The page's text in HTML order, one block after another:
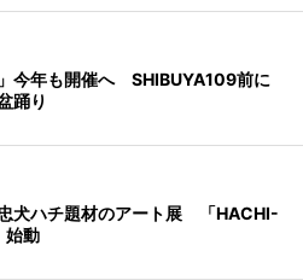
」今年も開催へ SHIBUYA109前に
踊り
犬ハチ題材のアート展 「HACHI-
始動